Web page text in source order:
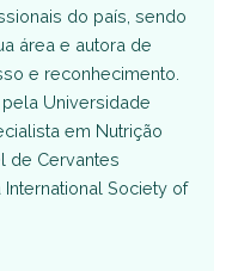
do país, sendo
área e autora de
e reconhecimento.
Universidade
em Nutrição
de Cervantes
Society of